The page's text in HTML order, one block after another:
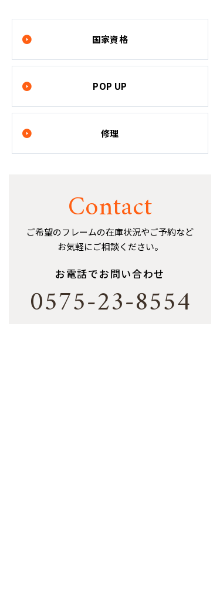
国家資格
POP UP
修理
Contact
ご希望のフレームの在庫状況やご予約など
お気軽にご相談ください。
お電話でお問い合わせ
0575-23-8554